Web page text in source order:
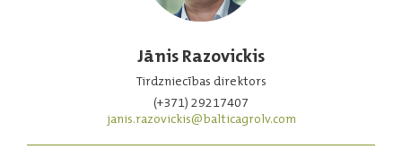
Jānis Razovickis
Tirdzniecības direktors
(+371) 29217407
janis.razovickis@balticagrolv.com